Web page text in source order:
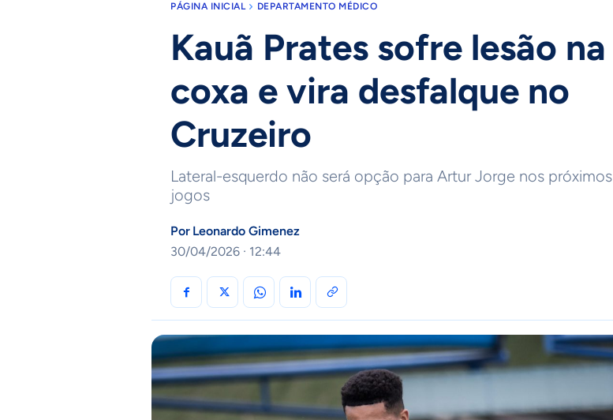
PÁGINA INICIAL DEPARTAMENTO MÉDICO
Kauã Prates sofre lesão na
coxa e vira desfalque no
Cruzeiro
Lateral-esquerdo não será opção para Artur Jorge nos próximos
jogos
Por Leonardo Gimenez
30/04/2026 · 12:44